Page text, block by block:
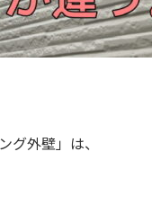
グ外壁」は、